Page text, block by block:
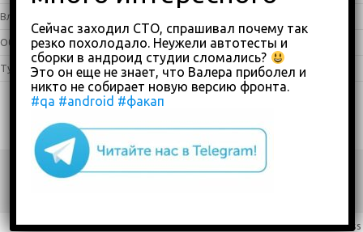
Влоги
Обзоры(875)
Туториалы (23)
Copyright 2018-2023
Iconic OneTheme | Powered byWordpress
Сейчас заходил СТО, спрашивал почему так
резко похолодало. Неужели автотесты и
сборки в андроид студии сломались?
Это он еще не знает, что Валера приболел и
никто не собирает новую версию фронта.
#qa #android #факап